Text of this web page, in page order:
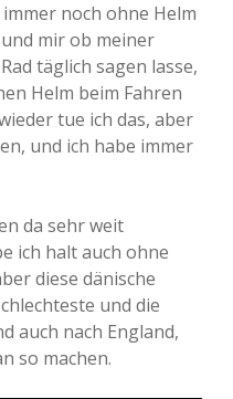
noch ohne Helm
mir ob meiner
täglich sagen lasse,
Helm beim Fahren
tue ich das, aber
und ich habe immer
da sehr weit
ich halt auch ohne
diese dänische
und die
auch nach England,
so machen.